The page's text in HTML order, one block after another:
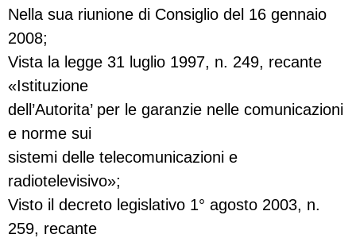
Nella sua riunione di Consiglio del 16 gennaio
2008;
Vista la legge 31 luglio 1997, n. 249, recante
«Istituzione
dell’Autorita’ per le garanzie nelle comunicazioni
e norme sui
sistemi delle telecomunicazioni e
radiotelevisivo»;
Visto il decreto legislativo 1° agosto 2003, n.
259, recante